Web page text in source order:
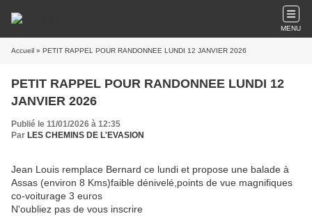
MENU
Accueil » PETIT RAPPEL POUR RANDONNEE LUNDI 12 JANVIER 2026
PETIT RAPPEL POUR RANDONNEE LUNDI 12
JANVIER 2026
Publié le 11/01/2026 à 12:35
Par LES CHEMINS DE L'EVASION
Jean Louis remplace Bernard ce lundi et propose une balade à
Assas (environ 8 Kms)faible dénivelé,points de vue magnifiques
co-voiturage 3 euros
N'oubliez pas de vous inscrire